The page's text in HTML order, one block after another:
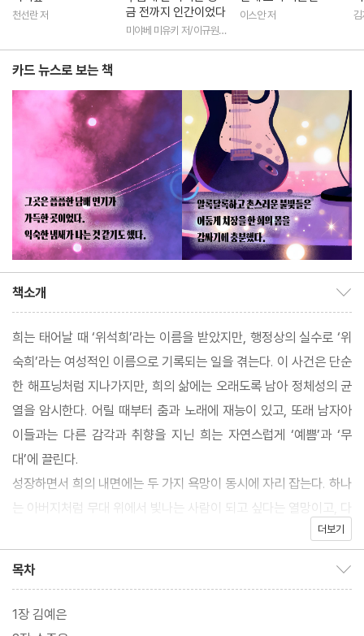
천선란 저
금 전까지 인간이었다
미야베 미유키 저/이규원
이스안 저 김
카드 뉴스로 보는 책
책소개
희는 태어날 때 ‘위석희’라는 이름을 받았지만, 행정상의 실수로 ‘위
숙희’라는 여성적인 이름으로 기록되는 일을 겪는다. 이 사건은 단순
한 해프닝처럼 지나가지만, 희의 삶에는 오래도록 남아 정체성의 균
열을 암시한다. 어릴 때부터 춤과 노래에 재능이 있고, 또래 남자아
이들과는 다른 감각과 취향을 지닌 희는 자연스럽게 ‘예쁨’과 ‘무
대’에 끌린다.
성장하면서 희의 내면에는 두 가지 욕망이 동시에 자리 잡는다. 하나
는 아버지처럼 무대 위에서 빛나는 사람이 되고 싶다는 열망이고, 다
른 하나는 무대 위의 여성들처럼 아름답고 자유롭게 자신을 표현하
독특한 정체성을 형성해 간다.
더보기
목차
1장 김예은